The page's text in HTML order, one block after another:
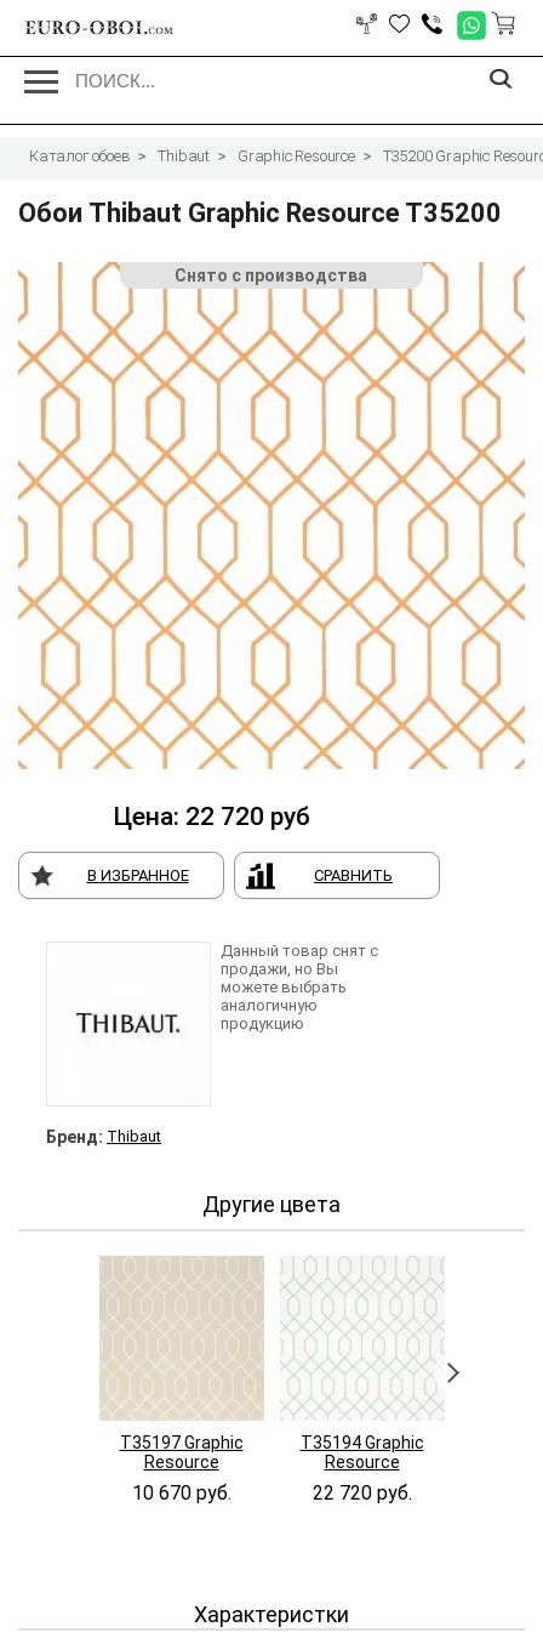
EURO-OBOI.com
Каталог обоев Thibaut Graphic Resource T35200 Graphic
Обои Thibaut Graphic Resource T35200
Цена: 22 720 руб
В ИЗБРАННОЕ СРАВНИТЬ
Бренд: Thibaut
Данный товар снят с
продажи, но Вы
можете выбрать
аналогичную
продукцию
Другие цвета
T35197 Graphic
Resource
10 670 руб.
T35194 Graphic
Resource
22 720 руб.
Характеристки